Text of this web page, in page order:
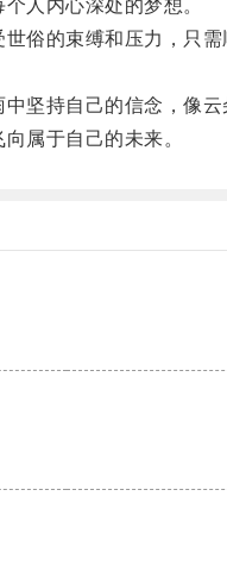
人内心深处的梦想。
的束缚和压力，只需
持自己的信念，像云
属于自己的未来。